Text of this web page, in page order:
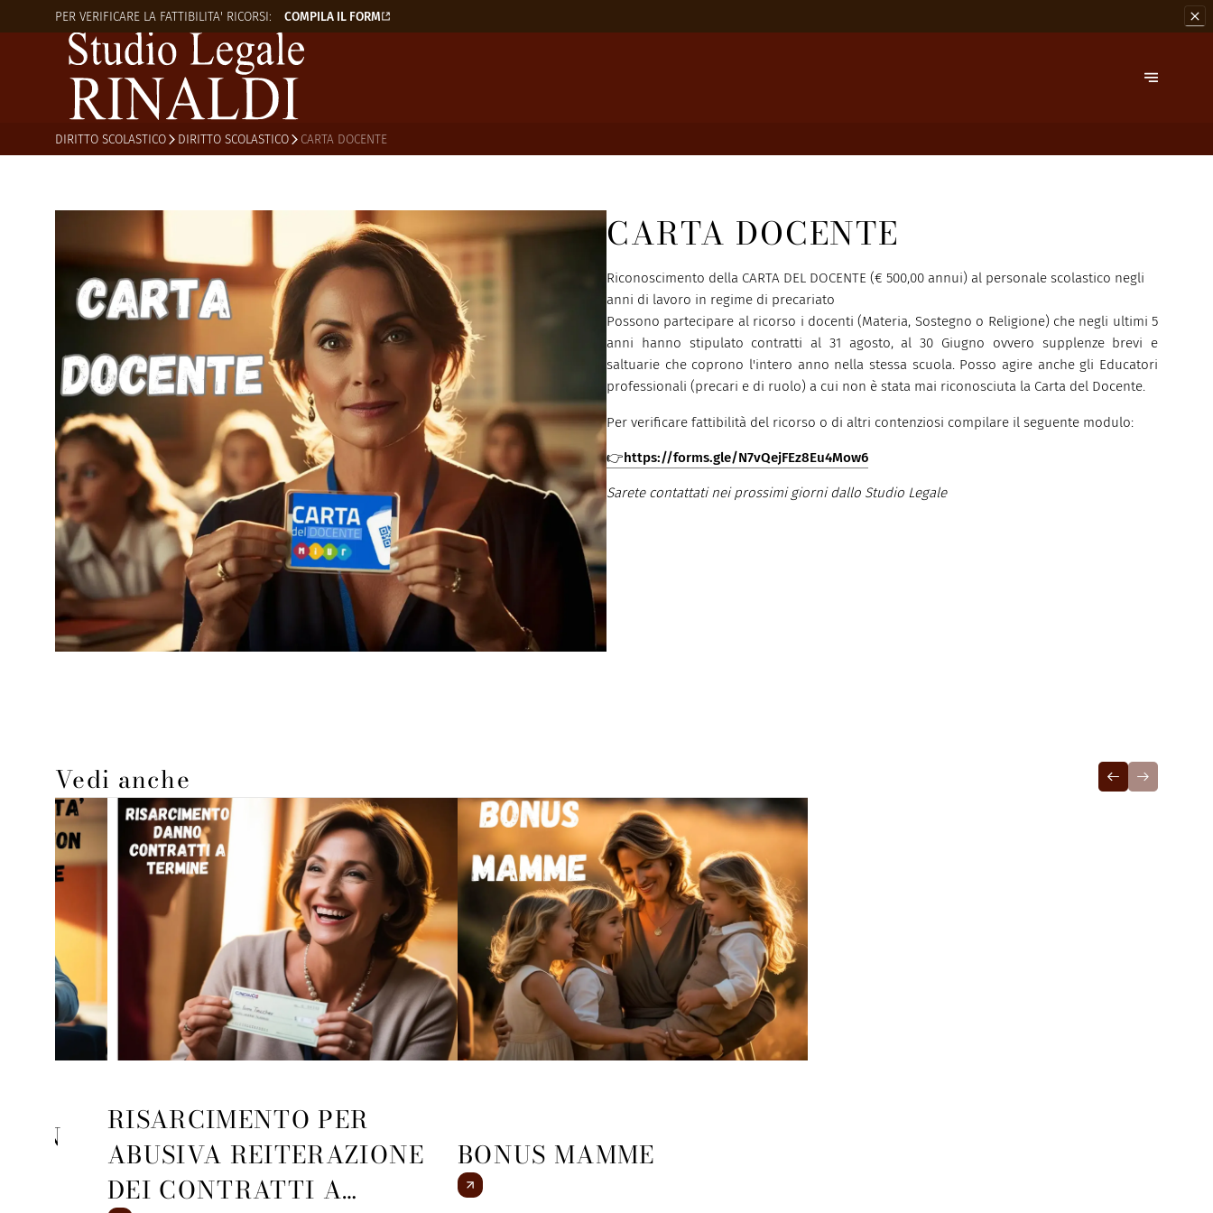
PER VERIFICARE LA FATTIBILITA' RICORSI: COMPILA IL FORM
DIRITTO SCOLASTICO DIRITTO SCOLASTICO CARTA DOCENTE
CARTA DOCENTE
Riconoscimento della CARTA DEL DOCENTE (€ 500,00 annui) al personale scolastico negli
anni di lavoro in regime di precariato
Possono partecipare al ricorso i docenti (Materia, Sostegno o Religione) che negli ultimi 5
anni hanno stipulato contratti al 31 agosto, al 30 Giugno ovvero supplenze brevi e
saltuarie che coprono l'intero anno nella stessa scuola. Posso agire anche gli Educatori
professionali (precari e di ruolo) a cui non è stata mai riconosciuta la Carta del Docente.
Per verificare fattibilità del ricorso o di altri contenziosi compilare il seguente modulo:
👉https://forms.gle/N7vQejFEz8Eu4Mow6
Sarete contattati nei prossimi giorni dallo Studio Legale
Vedi anche
RISARCIMENTO PER
ABUSIVA REITERAZIONE
DEI CONTRATTI A
BONUS MAMME